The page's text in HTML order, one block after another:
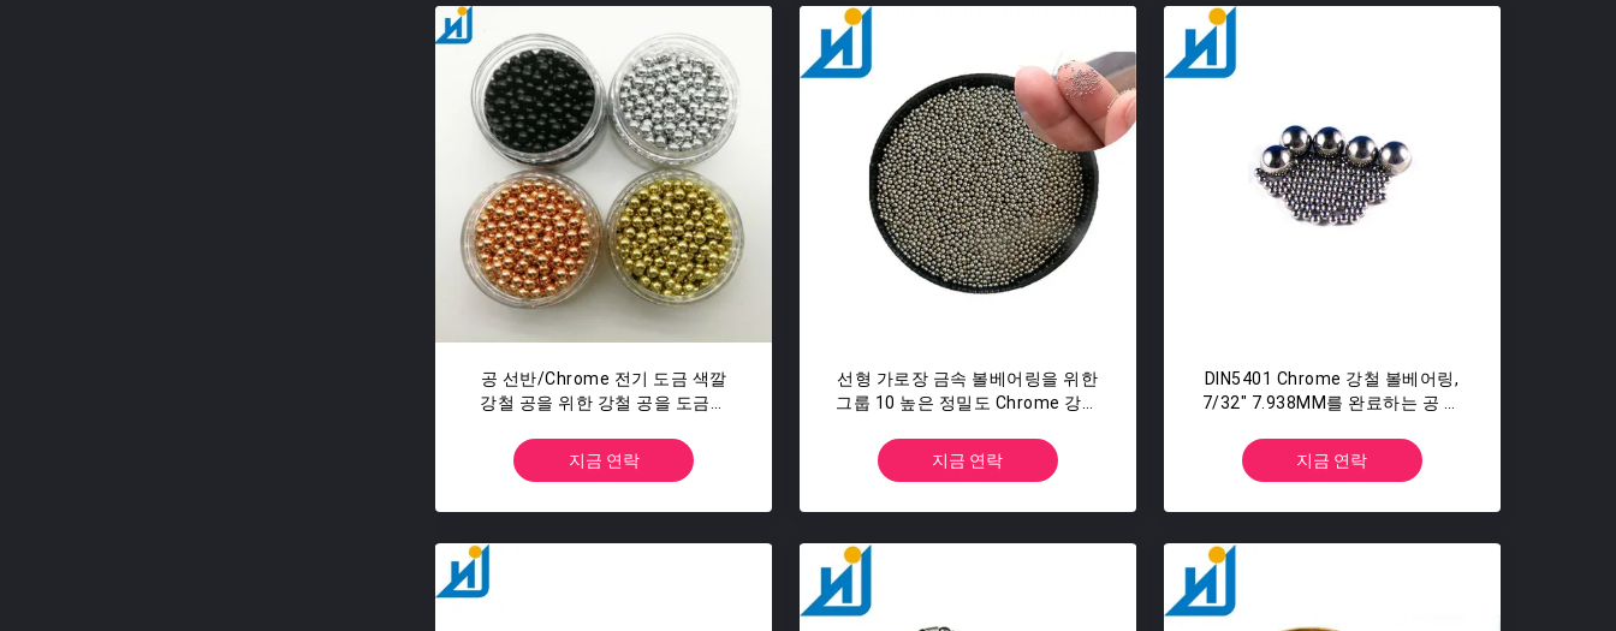
공 선반/Chrome 전기 도금 색깔
강철 공을 위한 강철 공을 도금해
지금 연락
선형 가로장 금속 볼베어링을 위한
그룹 10 높은 정밀도 Chrome 강철
지금 연락
DIN5401 Chrome 강철 볼베어링,
7/32" 7.938MM를 완료하는 공 강
지금 연락